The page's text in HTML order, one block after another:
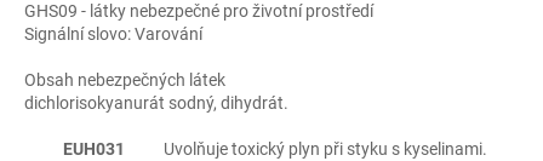
GHS09 - látky nebezpečné pro životní prostředí
Signální slovo: Varování
Obsah nebezpečných látek
dichlorisokyanurát sodný, dihydrát.
EUH031
Uvolňuje toxický plyn při styku s kyselinami.